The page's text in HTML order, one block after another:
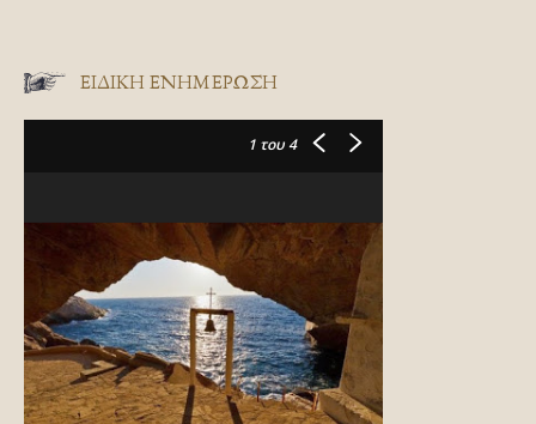
ΕΙΔΙΚΉ ΕΝΗΜΈΡΩΣΗ
1 του 4